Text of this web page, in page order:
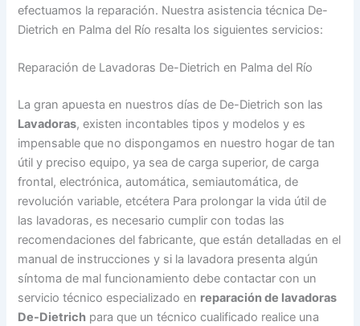
efectuamos la reparación. Nuestra asistencia técnica De-
Dietrich en Palma del Río resalta los siguientes servicios:
Reparación de Lavadoras De-Dietrich en Palma del Río
La gran apuesta en nuestros días de De-Dietrich son las
Lavadoras, existen incontables tipos y modelos y es
impensable que no dispongamos en nuestro hogar de tan
útil y preciso equipo, ya sea de carga superior, de carga
frontal, electrónica, automática, semiautomática, de
revolución variable, etcétera Para prolongar la vida útil de
las lavadoras, es necesario cumplir con todas las
recomendaciones del fabricante, que están detalladas en el
manual de instrucciones y si la lavadora presenta algún
síntoma de mal funcionamiento debe contactar con un
servicio técnico especializado en reparación de lavadoras
De-Dietrich para que un técnico cualificado realice una